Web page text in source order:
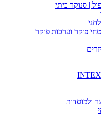
| סנוקר ביתי
פוקר וערכות פוקר
ולמוסדות